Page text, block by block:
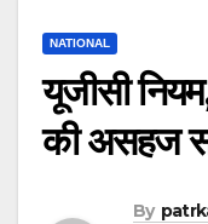
NATIONAL
यूजीसी
की असहज
By